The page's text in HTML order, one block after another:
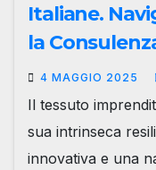
Italiane.
la
Retefin.it –
#Finsubito –
#Finsubito –
4 MAGGIO 2025
Il tessuto
sua intrinseca
innovativa e una